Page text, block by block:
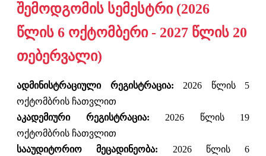
შემოდგომის სემესტრი (2026
წლის 6 ოქტომბერი - 2027 წლის 20
თებერვალი)
ადმინისტრაციული რეგისტრაცია: 2026 წლის 5
ოქტომბრის ჩათვლით
აკადემიური რეგისტრაცია: 2026 წლის 19
ოქტომბრის ჩათვლით
სააუდიტორიო მეცადინეობა: 2026 წლის 6